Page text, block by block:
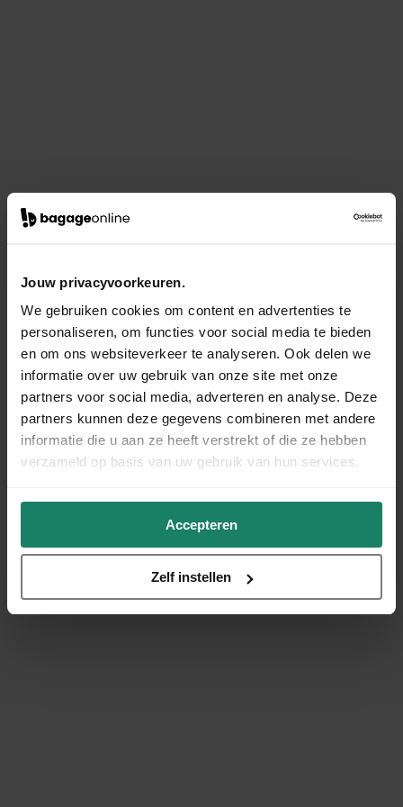
Jouw privacyvoorkeuren.
We gebruiken cookies om content en advertenties te
personaliseren, om functies voor social media te bieden
en om ons websiteverkeer te analyseren. Ook delen we
informatie over uw gebruik van onze site met onze
partners voor social media, adverteren en analyse. Deze
partners kunnen deze gegevens combineren met andere
informatie die u aan ze heeft verstrekt of die ze hebben
verzameld op basis van uw gebruik van hun services.
Accepteren
Zelf instellen